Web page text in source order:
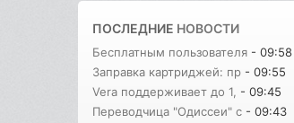
ПОСЛЕДНИЕ НОВОСТИ
Бесплатным пользователя - 09:58
Заправка картриджей: пр - 09:55
Vera поддерживает до 1, - 09:45
Переводчица "Одиссеи" с - 09:43